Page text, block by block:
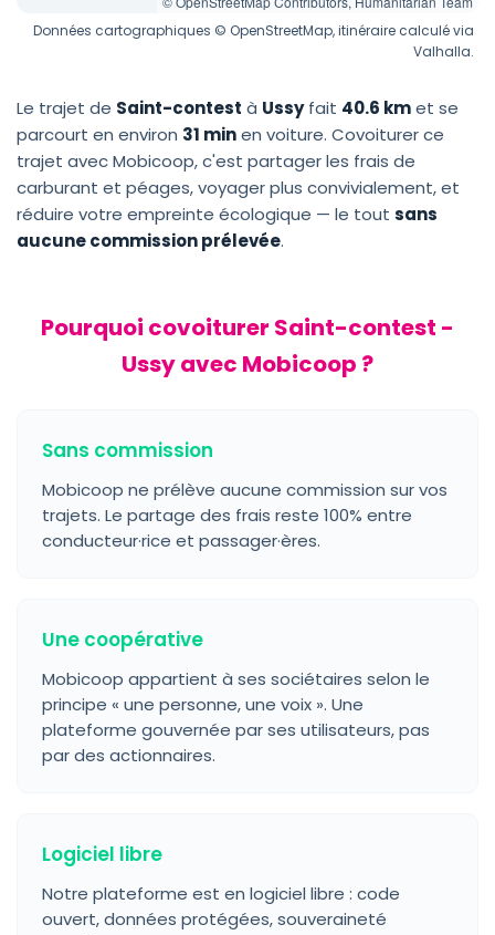
Données cartographiques © OpenStreetMap, itinéraire calculé via
Valhalla.
Le trajet de Saint-contest à Ussyfait 40.6 kmet se
parcourt en environ 31 minen voiture. Covoiturer ce
trajet avec Mobicoop, c'est partager les frais de
carburant et péages, voyager plus convivialement, et
réduire votre empreinte écologique — le tout sans
aucune commission prélevée.
Pourquoi covoiturer Saint-contest -
Ussy avec Mobicoop ?
Sans commission
Mobicoop ne prélève aucune commission sur vos
trajets. Le partage des frais reste 100% entre
conducteur·rice et passager·ères.
Une coopérative
Mobicoop appartient à ses sociétaires selon le
principe « une personne, une voix ». Une
plateforme gouvernée par ses utilisateurs, pas
par des actionnaires.
Logiciel libre
Notre plateforme est en logiciel libre : code
ouvert, données protégées, souveraineté